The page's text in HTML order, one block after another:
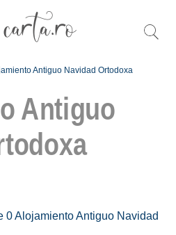
Antiguo Navidad Ortodoxa
Antiguo
0 Alojamiento Antiguo Navidad